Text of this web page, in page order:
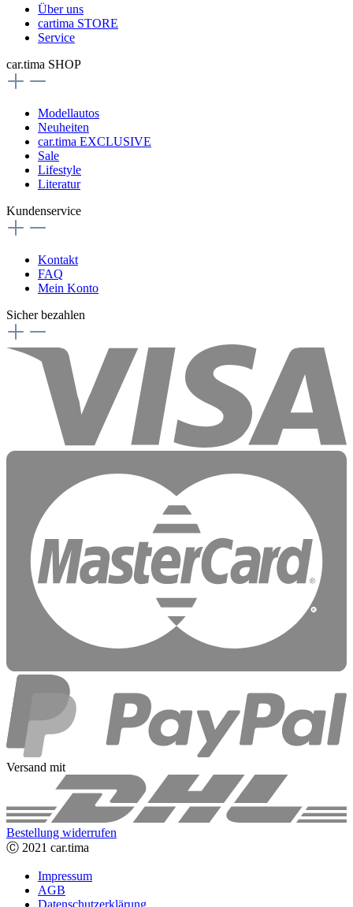
Über uns
cartima STORE
Service
car.tima SHOP
Modellautos
Neuheiten
car.tima EXCLUSIVE
Sale
Lifestyle
Literatur
Kundenservice
Kontakt
FAQ
Mein Konto
Sicher bezahlen
Versand mit
Bestellung widerrufen
Ⓒ 2021 car.tima
Impressum
AGB
Datenschutzerklärung